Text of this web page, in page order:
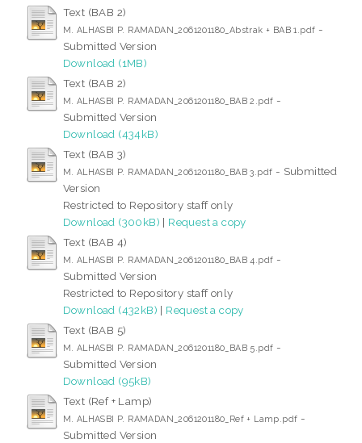
Text (BAB 2)
M. ALHASBI P. RAMADAN_2061201180_Abstrak + BAB 1.pdf -
Submitted Version
Download (1MB)
Text (BAB 2)
M. ALHASBI P. RAMADAN_2061201180_BAB 2.pdf -
Submitted Version
Download (434kB)
Text (BAB 3)
M. ALHASBI P. RAMADAN_2061201180_BAB 3.pdf - Submitted
Version
Restricted to Repository staff only
Download (300kB) | Request a copy
Text (BAB 4)
M. ALHASBI P. RAMADAN_2061201180_BAB 4.pdf -
Submitted Version
Restricted to Repository staff only
Download (432kB) | Request a copy
Text (BAB 5)
M. ALHASBI P. RAMADAN_2061201180_BAB 5.pdf -
Submitted Version
Download (95kB)
Text (Ref + Lamp)
M. ALHASBI P. RAMADAN_2061201180_Ref + Lamp.pdf -
Submitted Version